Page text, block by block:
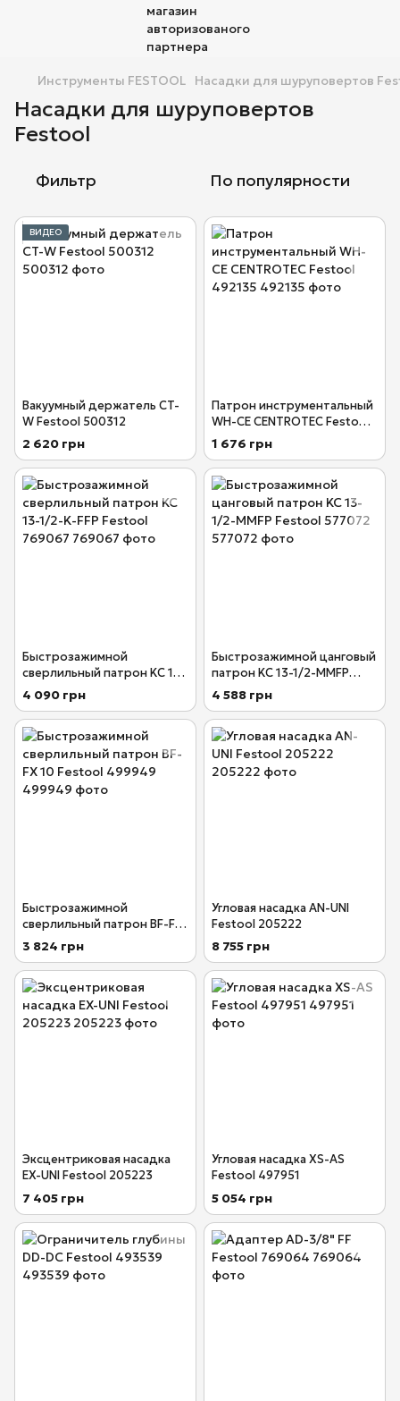
Инструменты FESTOOL Насадки для шуруповертов
Насадки для шуруповертов
Festool
Фильтр По популярности
ВИДЕО
Вакуумный держатель CT-
W Festool 500312
2 620 грн
Патрон инструментальный
WH-CE CENTROTEC Festool
492135
1 676 грн
Быстрозажимной
сверлильный патрон KC 13-
1/2-K-FFP Festool 769067
4 090 грн
Быстрозажимной цанговый
патрон KC 13-1/2-MMFP
Festool 577072
4 588 грн
Быстрозажимной
сверлильный патрон BF-FX
10 Festool 499949
3 824 грн
Угловая насадка AN-UNI
Festool 205222
8 755 грн
Эксцентриковая насадка
EX-UNI Festool 205223
7 405 грн
Угловая насадка XS-AS
Festool 497951
5 054 грн